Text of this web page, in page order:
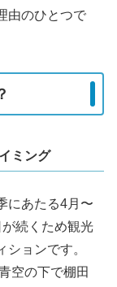
由のひとつで
ミング
にあたる4月〜
続くため観光
ョンです。
空の下で棚田